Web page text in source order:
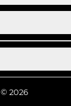
© 2026